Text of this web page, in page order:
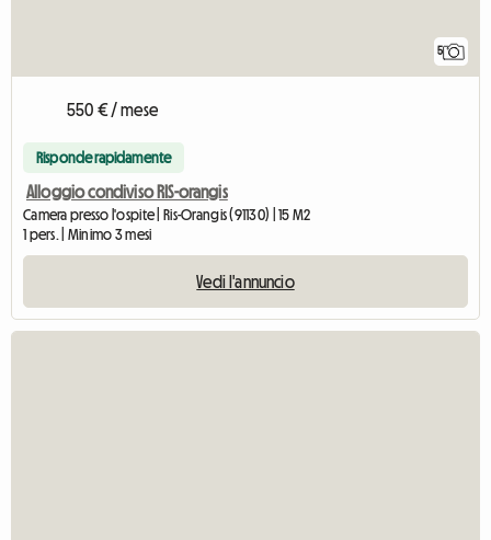
5
550 € / mese
Risponde rapidamente
Alloggio condiviso RIS-orangis
Camera presso l'ospite | Ris-Orangis (91130) | 15 M2
1 pers. | Minimo 3 mesi
Vedi l'annuncio